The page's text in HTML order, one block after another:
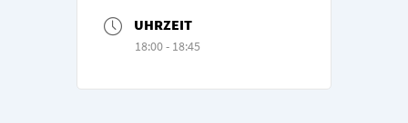
UHRZEIT
18:00 - 18:45